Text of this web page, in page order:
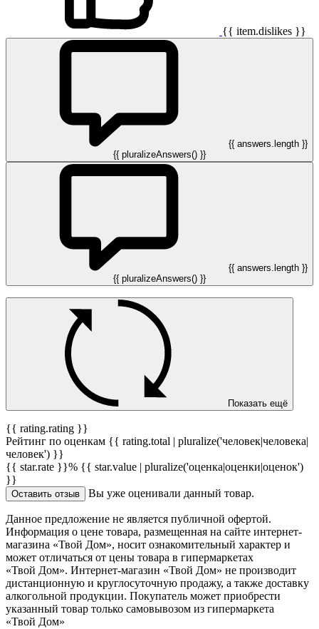
{{ item.dislikes }}
{{ answers.length }}
{{ pluralizeAnswers() }}
{{ answers.length }}
{{ pluralizeAnswers() }}
Показать ещё
{{ rating.rating }}
Рейтинг по оценкам {{ rating.total | pluralize('человек|человека|
человек') }}
{{ star.rate }}% {{ star.value | pluralize('оценка|оценки|оценок')
}}
Оставить отзыв Вы уже оценивали данный товар.
Данное предложение не является публичной офертой.
Информация о цене товара, размещенная на сайте интернет-
магазина «Твой Дом», носит ознакомительный характер и
может отличаться от цены товара в гипермаркетах
«Твой Дом». Интернет-магазин «Твой Дом» не производит
дистанционную и круглосуточную продажу, а также доставку
алкогольной продукции. Покупатель может приобрести
указанный товар только самовывозом из гипермаркета
«Твой Дом»